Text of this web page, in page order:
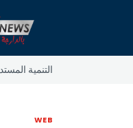
التنمية
WEB